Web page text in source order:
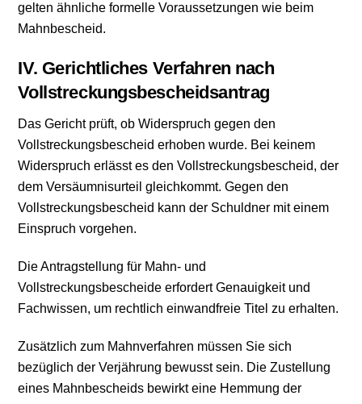
gelten ähnliche formelle Voraussetzungen wie beim
Mahnbescheid.
IV. Gerichtliches Verfahren nach
Vollstreckungsbescheidsantrag
Das Gericht prüft, ob Widerspruch gegen den
Vollstreckungsbescheid erhoben wurde. Bei keinem
Widerspruch erlässt es den Vollstreckungsbescheid, der
dem Versäumnisurteil gleichkommt. Gegen den
Vollstreckungsbescheid kann der Schuldner mit einem
Einspruch vorgehen.
Die Antragstellung für Mahn- und
Vollstreckungsbescheide erfordert Genauigkeit und
Fachwissen, um rechtlich einwandfreie Titel zu erhalten.
Zusätzlich zum Mahnverfahren müssen Sie sich
bezüglich der Verjährung bewusst sein. Die Zustellung
eines Mahnbescheids bewirkt eine Hemmung der